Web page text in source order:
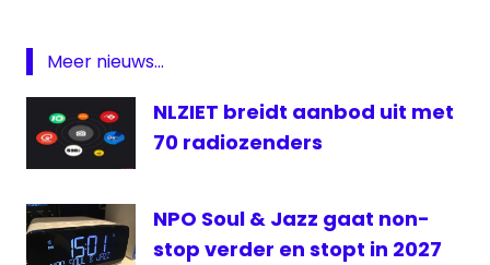
Life
Radio
Studio
Brussel
Meer nieuws...
NLZIET breidt aanbod uit met
70 radiozenders
NPO Soul & Jazz gaat non-
stop verder en stopt in 2027